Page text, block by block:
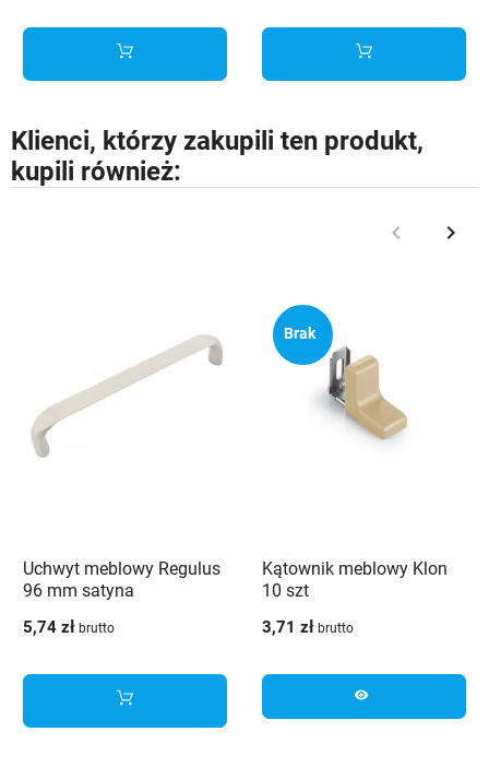
Klienci, którzy zakupili ten produkt,
kupili również:
Poprzedni
keyboard_arrow_left keyboard_arrow_right
Uchwyt meblowy Regulus
96 mm satyna
5,74 zł brutto
Brak
Kątownik meblowy Klon
10 szt
3,71 zł brutto
visibility